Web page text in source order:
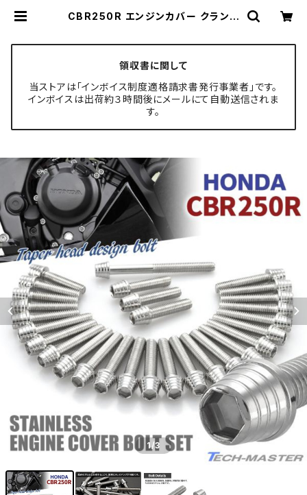
CBR250R エンジンカバー クランク
426 | TECH-MASTER ボルト専
門店
領収書に関して
当ストアは「インボイス制度適格請求書発行事業者」です。
インボイスは出荷約３時間後にメールにて自動送信されま
す。
1/3